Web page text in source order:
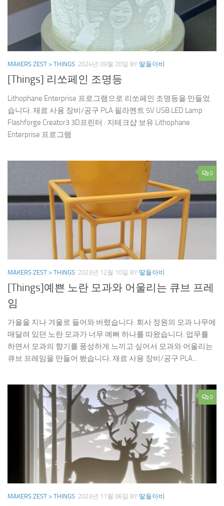
MAKERS ZEST > THINGS 2024년 09월 20일 BY 딸둘아비
[Things] 리쏘페인 조명등
Lithophane Enterprise 프로그램으로 리쏘페인 조명등을 만들었
습니다. 재료 사용 장비/공구 PLA 필라멘트 5V USB LED Lamp
Flashforge Creator3 3D프린터 : 지테크샵 보유 Lithophane
Enterprise 프로그램
0
MAKERS ZEST > THINGS 2023년 12월 10일 BY 딸둘아비
[Things]예쁜 노란 모과와 어울리는 큐브 프레
임
가을을 지나 겨울로 들어와 버렸습니다. 회사 정원의 모과 나무에
매달려 있던 노란 모과가 너무 예뻐 하나를 따왔습니다. 업무를
하면서 모과의 향기를 풍성하게 느끼고 싶어서 모과와 어울리는
큐브 프레임을 만들어 봤습니다. 재료 사용 장비/공구 PLA...
0
MAKERS ZEST > THINGS 2023년 11월 06일 BY 딸둘아비